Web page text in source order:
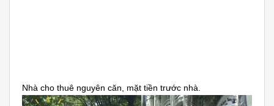
Nhà cho thuê nguyên căn, mặt tiền trước nhà.